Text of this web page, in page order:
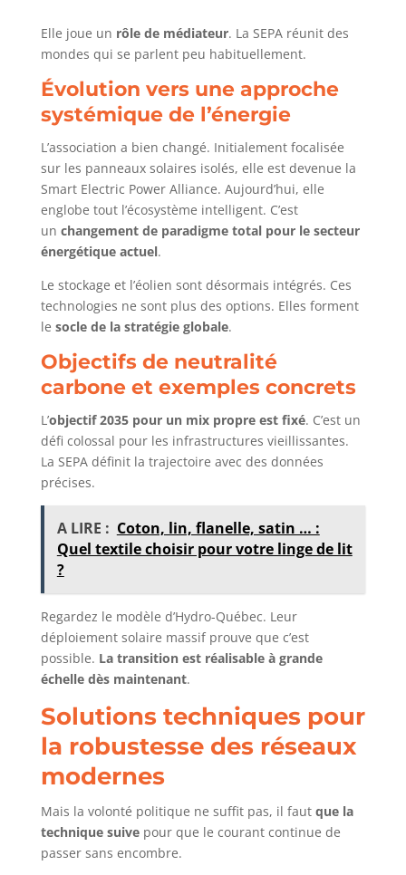
Elle joue un rôle de médiateur. La SEPA réunit des
mondes qui se parlent peu habituellement.
Évolution vers une approche
systémique de l’énergie
L’association a bien changé. Initialement focalisée
sur les panneaux solaires isolés, elle est devenue la
Smart Electric Power Alliance. Aujourd’hui, elle
englobe tout l’écosystème intelligent. C’est
un changement de paradigme total pour le secteur
énergétique actuel.
Le stockage et l’éolien sont désormais intégrés. Ces
technologies ne sont plus des options. Elles forment
le socle de la stratégie globale.
Objectifs de neutralité
carbone et exemples concrets
L’objectif 2035 pour un mix propre est fixé. C’est un
défi colossal pour les infrastructures vieillissantes.
La SEPA définit la trajectoire avec des données
précises.
A LIRE : Coton, lin, flanelle, satin … :
Quel textile choisir pour votre linge de lit
?
Regardez le modèle d’Hydro-Québec. Leur
déploiement solaire massif prouve que c’est
possible. La transition est réalisable à grande
échelle dès maintenant.
Solutions techniques pour
la robustesse des réseaux
modernes
Mais la volonté politique ne suffit pas, il faut que la
technique suivepour que le courant continue de
passer sans encombre.